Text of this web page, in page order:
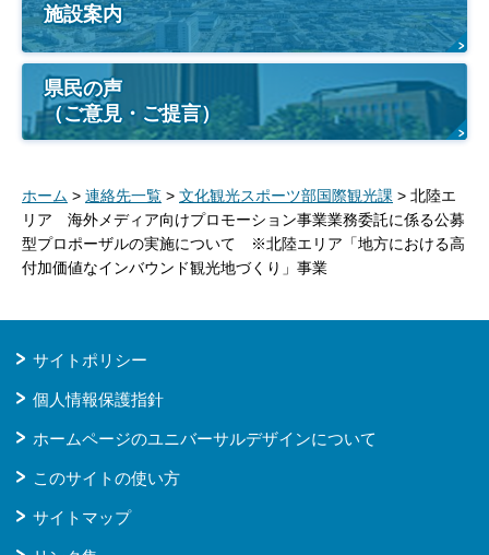
施設案内
県民の声
（ご意見・ご提言）
ホーム > 連絡先一覧 > 文化観光スポーツ部国際観光課 > 北陸エ
リア 海外メディア向けプロモーション事業業務委託に係る公募
型プロポーザルの実施について ※北陸エリア「地方における高
付加価値なインバウンド観光地づくり」事業
サイトポリシー
個人情報保護指針
ホームページのユニバーサルデザインについて
このサイトの使い方
サイトマップ